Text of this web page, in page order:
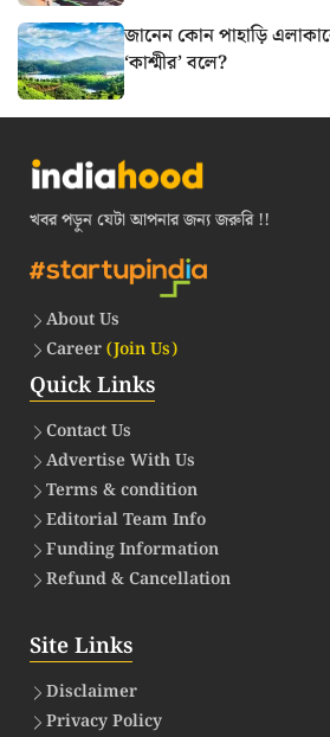
জানেন কোন পাহাড়ি
‘কাশ্মীর’ বলে?
খবর পড়ুন যেটা আপনার জন্য জরুরি !!
About Us
Career(Join Us)
Quick Links
Contact Us
Advertise With Us
Terms & condition
Editorial Team Info
Funding Information
Refund & Cancellation
Site Links
Disclaimer
Privacy Policy